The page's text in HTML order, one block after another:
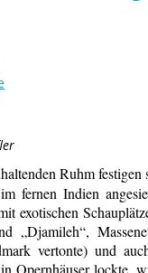
Ruhm
fernen Indien
exotischen
„Djamileh“,
vertonte) und
Opernhäuser lockte,